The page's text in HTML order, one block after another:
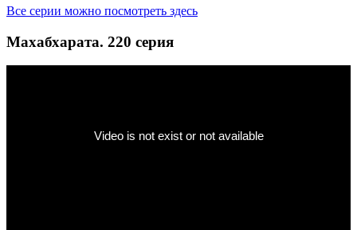
Все серии можно посмотреть здесь
Махабхарата. 220 серия